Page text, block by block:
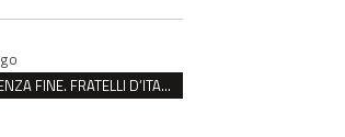
HELLWATT, SCONTRO SENZA FINE. FRATELLI D’ITALIA: “MILANI PORTA DOCUMENTI, DE FRANCO INSULTI”